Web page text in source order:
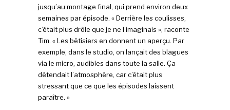
jusqu’au montage final, qui prend environ deux
semaines par épisode. « Derrière les coulisses,
c’était plus drôle que je ne l’imaginais », raconte
Tim. « Les bêtisiers en donnent un aperçu. Par
exemple, dans le studio, on lançait des blagues
via le micro, audibles dans toute la salle. Ça
détendait l’atmosphère, car c’était plus
stressant que ce que les épisodes laissent
paraître. »